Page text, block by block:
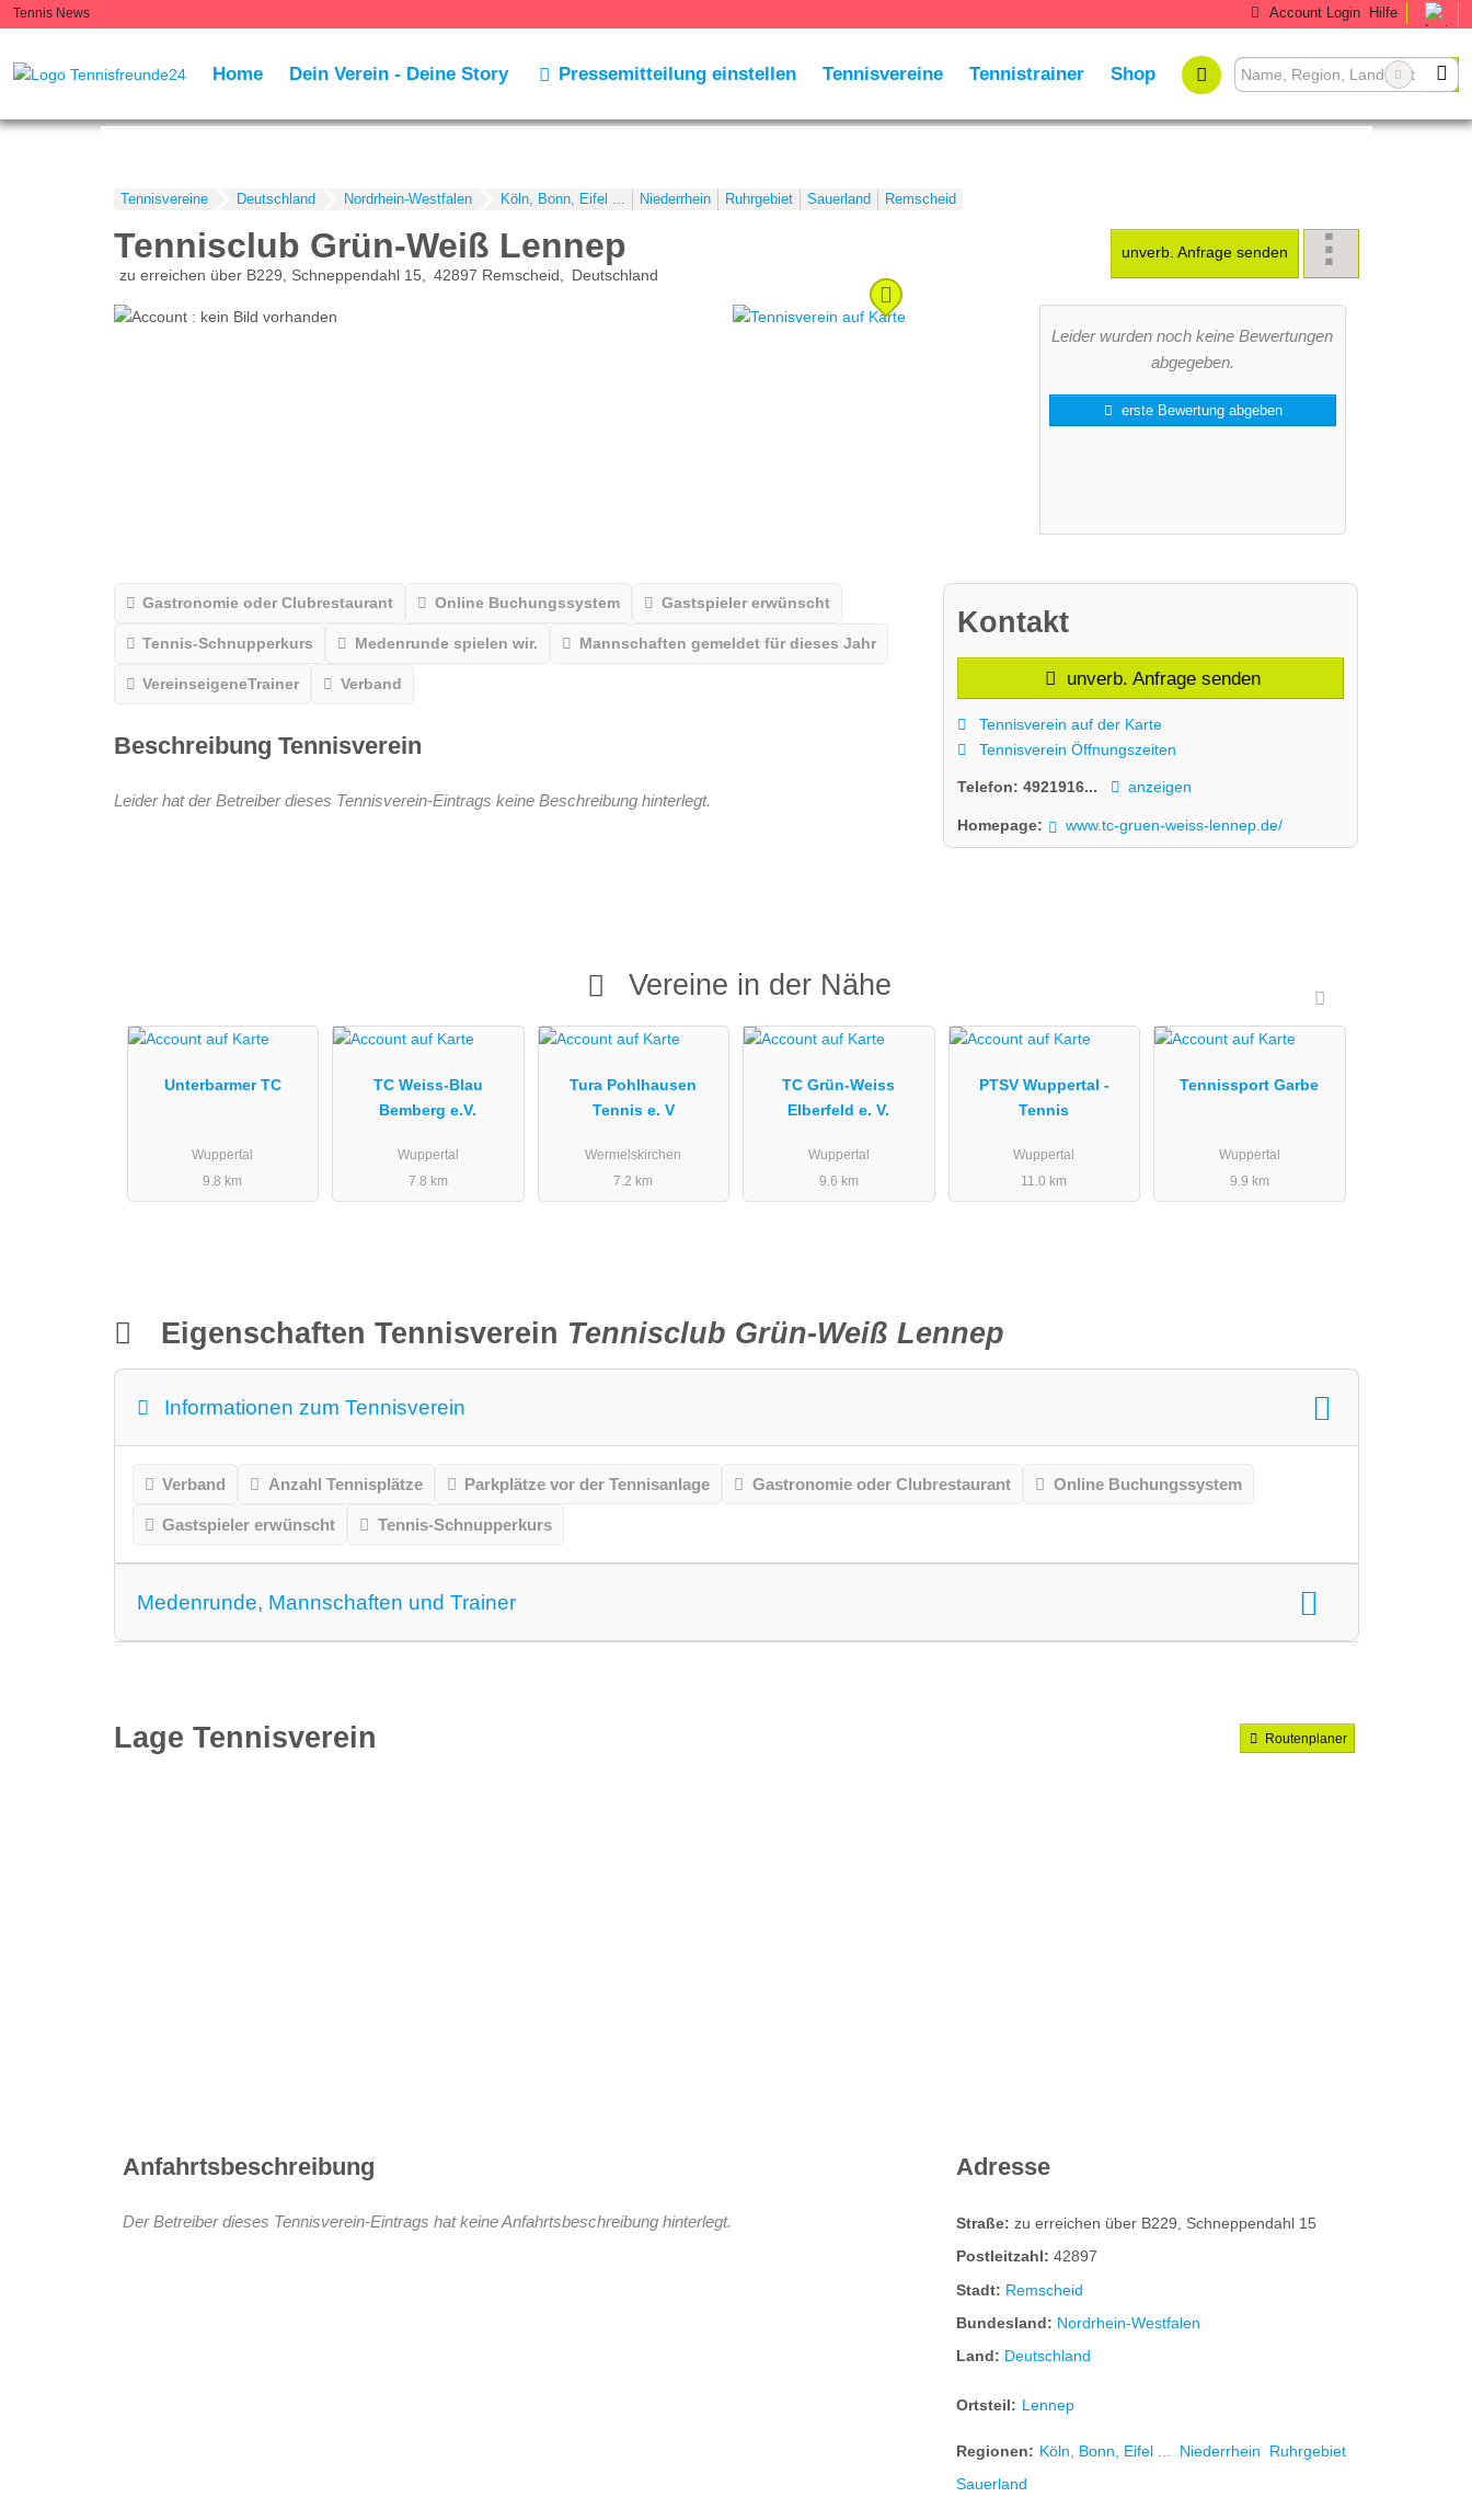
Tennis News Account Login Hilfe
Home Dein Verein - Deine Story Pressemitteilung einstellen Tennisvereine Tennistrainer Shop
Tennisvereine Deutschland Nordrhein-Westfalen Köln, Bonn, Eifel ... Niederrhein Ruhrgebiet Sauerland Remscheid
Tennisclub Grün-Weiß Lennep
zu erreichen über B229, Schneppendahl 15 42897 Remscheid Deutschland
unverb. Anfrage senden
Leider wurden noch keine Bewertungen
abgegeben.
erste Bewertung abgeben
Gastronomie oder Clubrestaurant Online Buchungssystem Gastspieler erwünscht
Tennis-Schnupperkurs Medenrunde spielen wir. Mannschaften gemeldet für dieses Jahr
VereinseigeneTrainer Verband
Beschreibung Tennisverein
Leider hat der Betreiber dieses Tennisverein-Eintrags keine Beschreibung hinterlegt.
Kontakt
unverb. Anfrage senden
Tennisverein auf der Karte
Tennisverein Öffnungszeiten
Telefon:4921916... anzeigen
Homepage: www.tc-gruen-weiss-lennep.de/
Vereine in der Nähe
Unterbarmer TC
Wuppertal
9.8 km
TC Weiss-Blau
Bemberg e.V.
Wuppertal
7.8 km
Tura Pohlhausen
Tennis e. V
Wermelskirchen
7.2 km
TC Grün-Weiss
Elberfeld e. V.
Wuppertal
9.6 km
PTSV Wuppertal -
Tennis
Wuppertal
11.0 km
Tennissport Garbe
Wuppertal
9.9 km
Eigenschaften Tennisverein Tennisclub Grün-Weiß Lennep
Informationen zum Tennisverein
Verband Anzahl Tennisplätze Parkplätze vor der Tennisanlage Gastronomie oder Clubrestaurant Online Buchungssystem
Gastspieler erwünscht Tennis-Schnupperkurs
Medenrunde, Mannschaften und Trainer
Lage Tennisverein Routenplaner
Anfahrtsbeschreibung
Der Betreiber dieses Tennisverein-Eintrags hat keine Anfahrtsbeschreibung hinterlegt.
Adresse
Straße:zu erreichen über B229, Schneppendahl 15
Postleitzahl:42897
Stadt: Remscheid
Bundesland: Nordrhein-Westfalen
Land: Deutschland
Ortsteil: Lennep
Regionen: Köln, Bonn, Eifel ... Niederrhein
Ruhrgebiet
Sauerland